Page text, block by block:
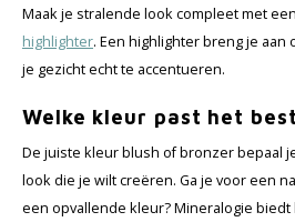
Maak je stralende look compleet met
highlighter. Een highlighter breng je aan
je gezicht echt te accentueren.
Welke kleur past het
De juiste kleur blush of bronzer bepaal
look die je wilt creëren. Ga je voor een
een opvallende kleur? Mineralogie